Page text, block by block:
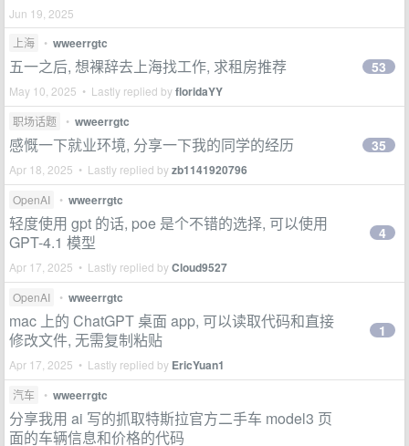
Jun 19, 2025
上海
• wweerrgtc
五一之后, 想裸辞去上海找工作, 求租房推荐
May 10, 2025 • Lastly replied byfloridaYY
53
职场话题 • wweerrgtc
感慨一下就业环境, 分享一下我的同学的经历
Apr 18, 2025 • Lastly replied byzb1141920796
35
OpenAI • wweerrgtc
轻度使用 gpt 的话, poe 是个不错的选择, 可以使用
GPT-4.1 模型
Apr 17, 2025 • Lastly replied byCloud9527
4
OpenAI • wweerrgtc
mac 上的 ChatGPT 桌面 app, 可以读取代码和直接
修改文件, 无需复制粘贴
Apr 17, 2025 • Lastly replied by EricYuan1
1
汽车 • wweerrgtc
分享我用 ai 写的抓取特斯拉官方二手车 model3 页
面的车辆信息和价格的代码